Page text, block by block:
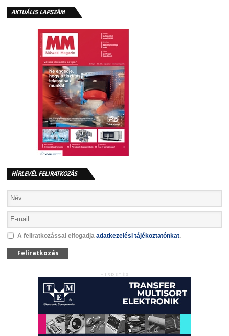
AKTUÁLIS LAPSZÁM
HÍRLEVÉL FELIRATKOZÁS
A feliratkozással elfogadja adatkezelési tájékoztatónkat.
Feliratkozás
HIRDETÉS